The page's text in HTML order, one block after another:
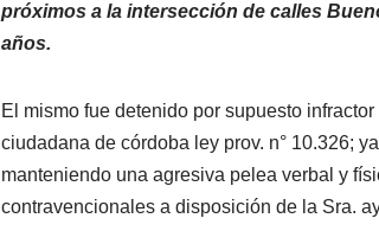
próximos a la intersección de calles
años.
El mismo fue detenido por supuesto
ciudadana de córdoba ley prov. n° 10.326;
manteniendo una agresiva pelea verbal y
contravencionales a disposición de la Sra.